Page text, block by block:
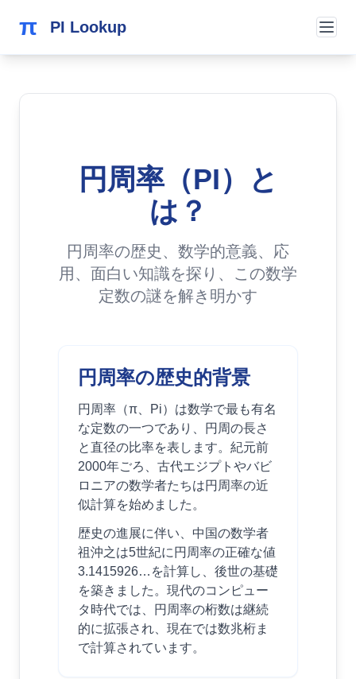
π PI Lookup
円周率（PI）と
は？
円周率の歴史、数学的意義、応
用、面白い知識を探り、この数学
定数の謎を解き明かす
円周率の歴史的背景
円周率（π、Pi）は数学で最も有名
な定数の一つであり、円周の長さ
と直径の比率を表します。紀元前
2000年ごろ、古代エジプトやバビ
ロニアの数学者たちは円周率の近
似計算を始めました。
歴史の進展に伴い、中国の数学者
祖沖之は5世紀に円周率の正確な値
3.1415926…を計算し、後世の基礎
を築きました。現代のコンピュー
タ時代では、円周率の桁数は継続
的に拡張され、現在では数兆桁ま
で計算されています。